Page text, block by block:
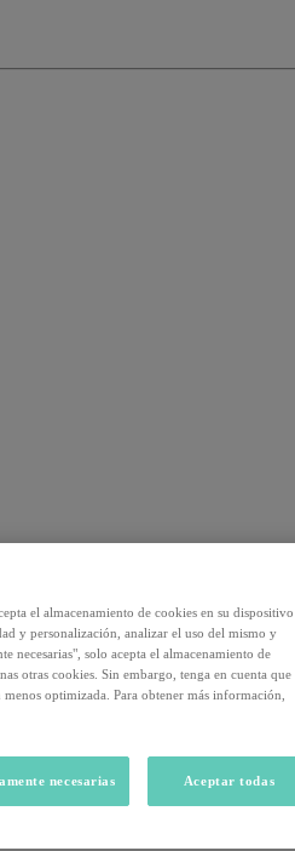
el almacenamiento de cookies en su dispositivo
y personalización, analizar el uso del mismo y
necesarias", solo acepta el almacenamiento de
otras cookies. Sin embargo, tenga en cuenta que
optimizada. Para obtener más información,
necesarias Aceptar todas